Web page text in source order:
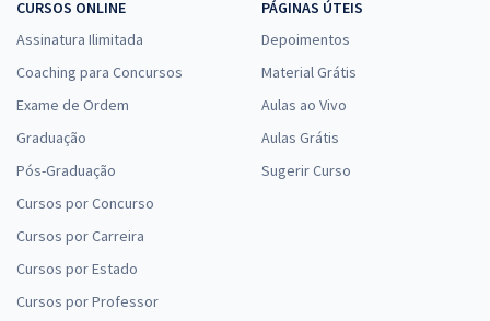
CURSOS ONLINE
Assinatura Ilimitada
Coaching para Concursos
Exame de Ordem
Graduação
Pós-Graduação
Cursos por Concurso
Cursos por Carreira
Cursos por Estado
Cursos por Professor
PÁGINAS ÚTEIS
Depoimentos
Material Grátis
Aulas ao Vivo
Aulas Grátis
Sugerir Curso